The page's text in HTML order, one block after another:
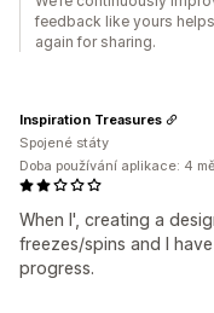
feedback like yours
again for sharing.
When I', creating a
freezes/spins and I
progress.
Inspiration Treasures
Spojené státy
Doba používání aplikace: 4